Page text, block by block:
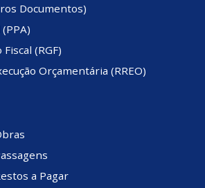
Documentos)
(RGF)
Orçamentária (RREO)
a Pagar